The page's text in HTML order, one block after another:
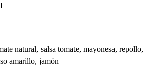
natural, salsa tomate, mayonesa, repollo,
amarillo, jamón